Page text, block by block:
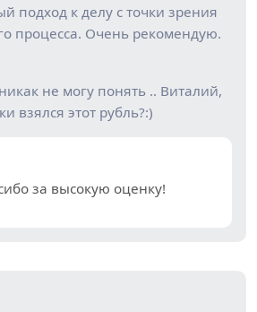
подход к делу с точки зрения
процесса. Очень рекомендую.
не могу понять .. Виталий,
взялся этот рубль?:)
за высокую оценку!